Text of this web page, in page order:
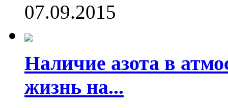
07.09.2015
Наличие азота в
жизнь на...